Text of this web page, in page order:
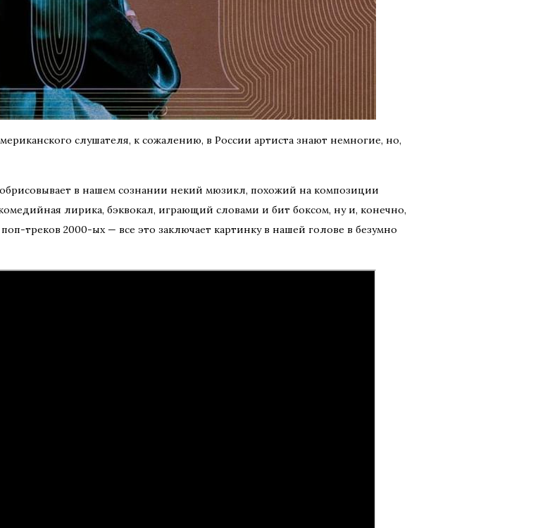
слушателя, к сожалению, в России артиста знают немногие, но,
обрисовывает в нашем сознании некий мюзикл, похожий на композиции
лирика, бэквокал, играющий словами и бит боксом, ну и, конечно,
треков 2000-ых — все это заключает картинку в нашей голове в безумно